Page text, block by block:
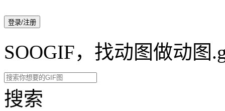
登录/注册
SOOGIF，找动图做动图
搜索